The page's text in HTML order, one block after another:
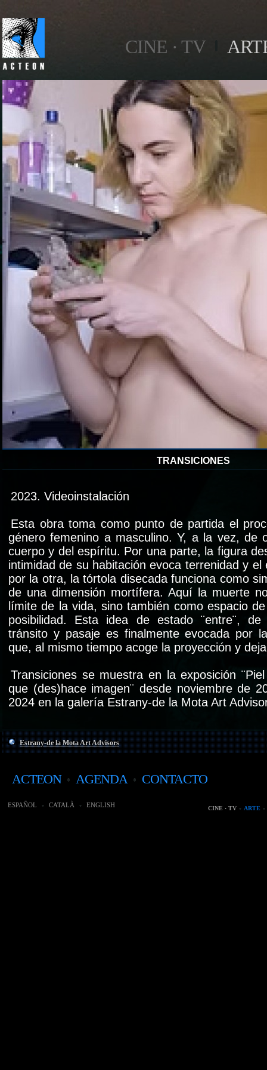
CINE · TV
TRANSICIONES
2023. Videoinstalación
Esta obra toma como punto de partida el
género femenino a masculino. Y, a la vez, de
cuerpo y del espíritu. Por una parte, la figura
intimidad de su habitación evoca terrenidad y
por la otra, la tórtola disecada funciona como
de una dimensión mortífera. Aquí la muerte
límite de la vida, sino también como espacio
posibilidad. Esta idea de estado ¨entre¨, de
tránsito y pasaje es finalmente evocada por
que, al mismo tiempo acoge la proyección y
Transiciones se muestra en la exposición
que (des)hace imagen¨ desde noviembre de
2024 en la galería Estrany-de la Mota Art
Estrany-de la Mota Art Advisors
ACTEON AGENDA CONTACTO
ESPAÑOL CATALÀ ENGLISH CINE · TV ARTE